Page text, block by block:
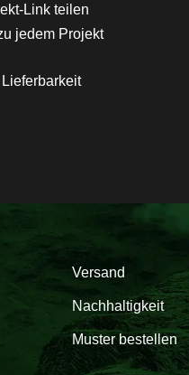
Link teilen
jedem Projekt
Versand
Nachhaltigkeit
Muster bestellen